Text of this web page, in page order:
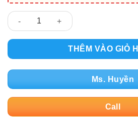
GHẾ GIÁM ĐỐC DA PV-HT602 –
THÊM VÀO GIỎ
Ms. Huyền
Call